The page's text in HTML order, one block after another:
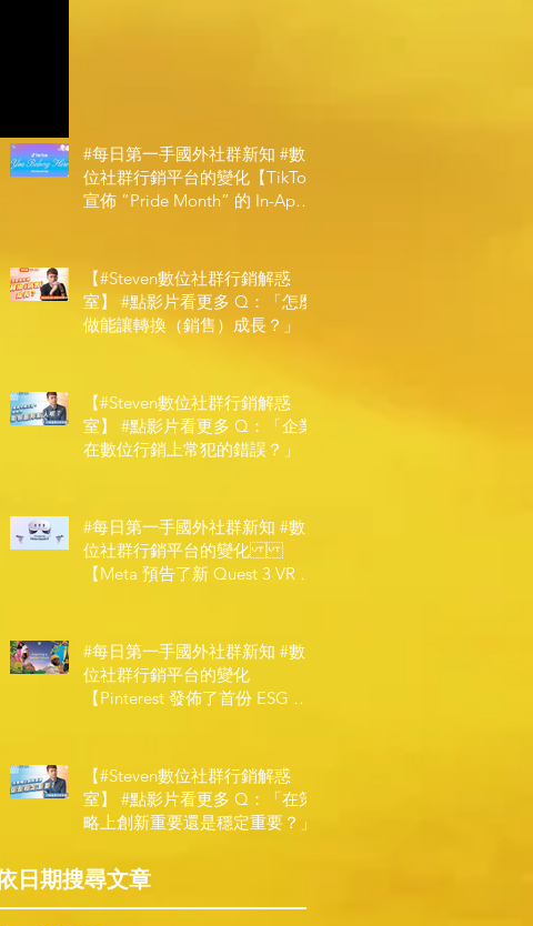
#每日第一手國外社群新知 #數
位社群行銷平台的變化【TikTok
宣佈 ”Pride Month” 的 In-App
【#Steven數位社群行銷解惑
室】 #點影片看更多​ Q：「怎麼
做能讓轉換（銷售）成長？」
【#Steven數位社群行銷解惑
室】 #點影片看更多​ Q：「企業
在數位行銷上常犯的錯誤？」
#每日第一手國外社群新知 #數
位社群行銷平台的變化
【Meta 預告了新 Quest 3 VR 耳
#每日第一手國外社群新知 #數
位社群行銷平台的變化
【Pinterest 發佈了首份 ESG 報
【#Steven數位社群行銷解惑
室】 #點影片看更多​ Q：「在策
略上創新重要還是穩定重要？」
日期搜尋文章